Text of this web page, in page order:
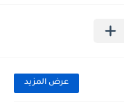
عرض المزيد